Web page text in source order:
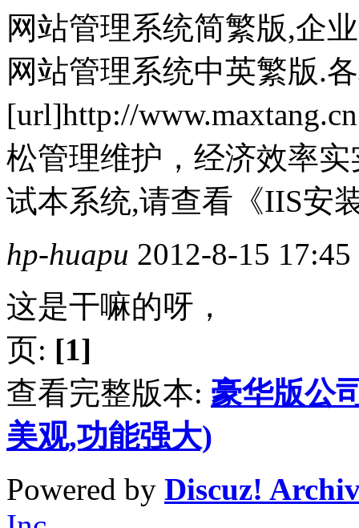
网站管理系统简繁版,企
网站管理系统中英繁版.
[url]http://
松管理维护，经济效率
试本系统,请查看《IIS安
hp-huapu 2012-8-15 17:45
这是干嘛的呀，
页: [1]
查看完整版本: 豪华版公
美观,功能强大)
Powered by Discuz!